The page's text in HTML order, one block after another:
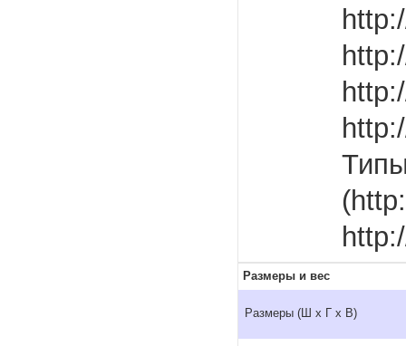
Размеры и вес
Размеры (Ш x Г x В)